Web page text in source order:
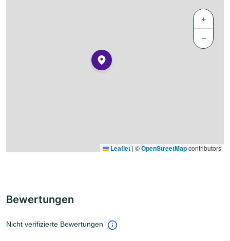
+
−
Leaflet | ©OpenStreetMapcontributors
Bewertungen
Nicht verifizierte Bewertungen